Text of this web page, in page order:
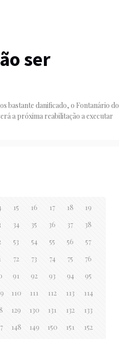
ser
bastante danificado, o Fontanário do
a próxima reabilitação a executar
15 16 17 18
19
34 35 36 37
38
53 54 55 56
57
72 73 74 75
76
91 92 93 94
95
110 111 112 113
114
129 130 131 132
133
148 149 150 151
152